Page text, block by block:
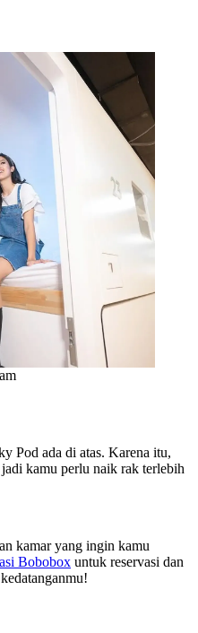
Pod ada di atas. Karena itu,
kamu perlu naik rak terlebih
kamar yang ingin kamu
Bobobox untuk reservasi dan